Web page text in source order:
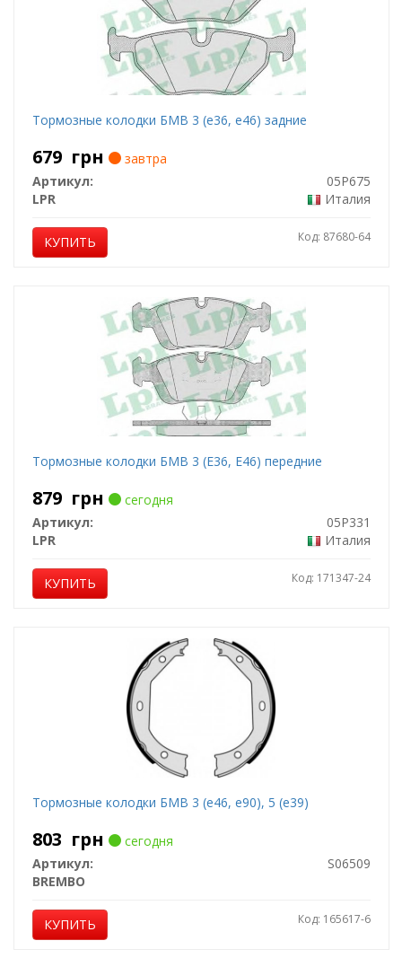
Тормозные колодки БМВ 3 (е36, е46) задние
679 грн
завтра
Артикул:
05P675
LPR
Италия
КУПИТЬ Код: 87680-64
Тормозные колодки БМВ 3 (Е36, Е46) передние
879 грн
сегодня
Артикул:
05P331
LPR
Италия
КУПИТЬ Код: 171347-24
Тормозные колодки БМВ 3 (е46, е90), 5 (е39)
803 грн
сегодня
Артикул:
S06509
BREMBO
КУПИТЬ Код: 165617-6